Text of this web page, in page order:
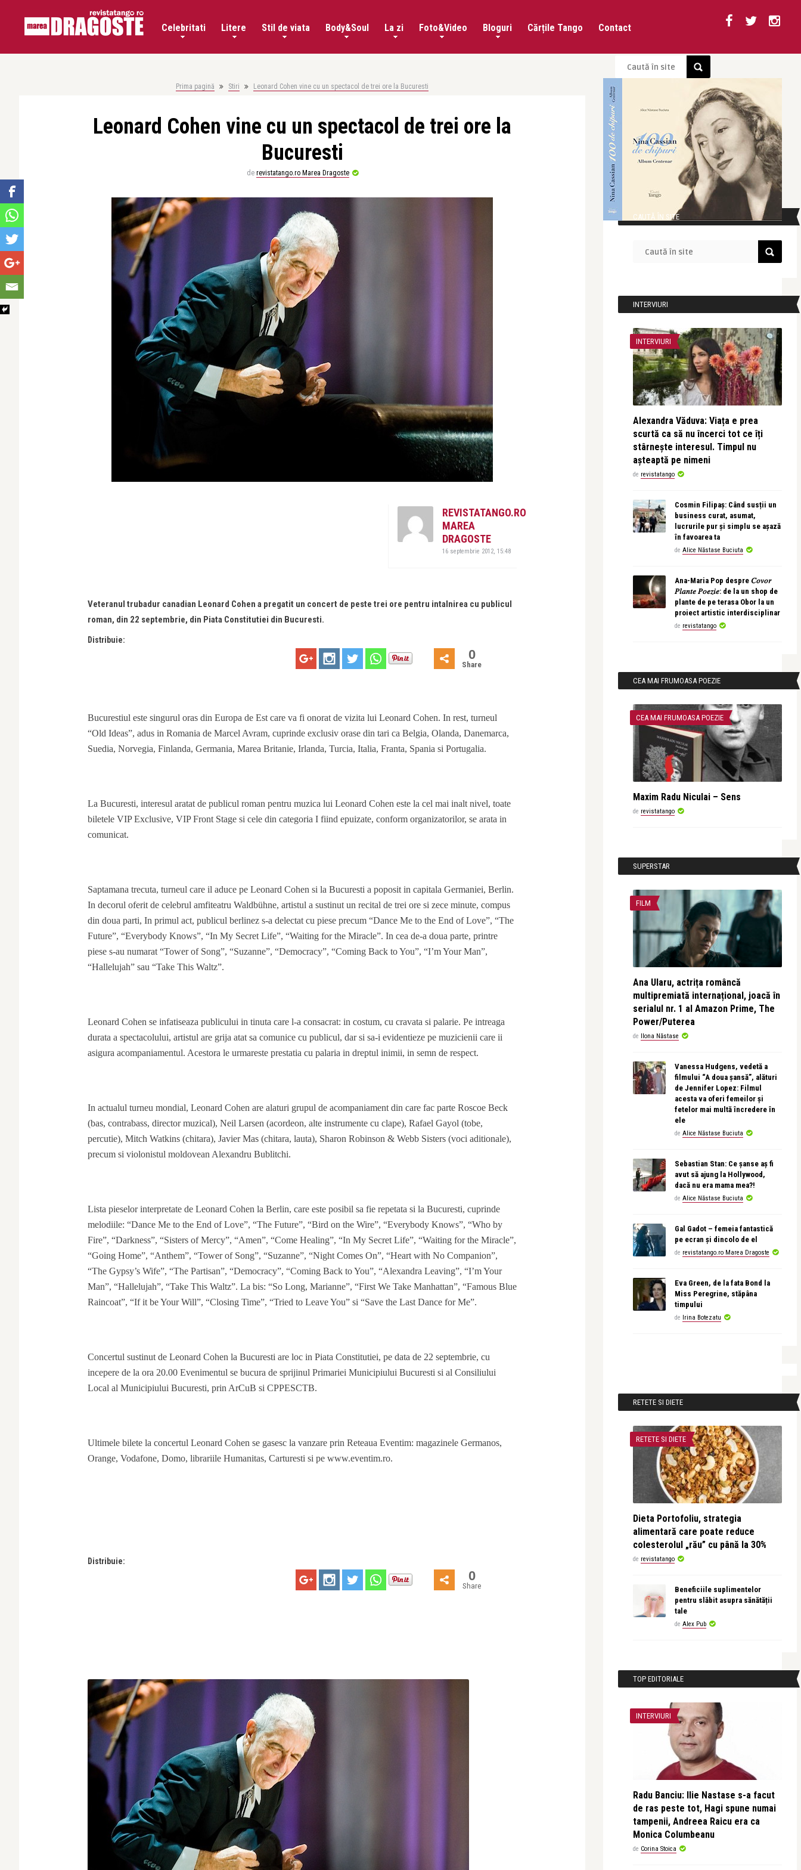
Celebritati Litere Stil de viata Body&Soul La zi Foto&Video Bloguri Cărțile Tango Contact
Prima pagină Stiri Leonard Cohen vine cu un spectacol de trei ore la Bucuresti
Leonard Cohen vine cu un spectacol de trei ore la
Bucuresti
de revistatango.ro Marea Dragoste
REVISTATANGO.RO
MAREA
DRAGOSTE
16 septembrie 2012, 15:48
Veteranul trubadur canadian Leonard Cohen a pregatit un concert de peste trei ore pentru intalnirea cu publicul
roman, din 22 septembrie, din Piata Constitutiei din Bucuresti.
Distribuie:
0
Share
Bucurestiul este singurul oras din Europa de Est care va fi onorat de vizita lui Leonard Cohen. In rest, turneul
“Old Ideas”, adus in Romania de Marcel Avram, cuprinde exclusiv orase din tari ca Belgia, Olanda, Danemarca,
Suedia, Norvegia, Finlanda, Germania, Marea Britanie, Irlanda, Turcia, Italia, Franta, Spania si Portugalia.
La Bucuresti, interesul aratat de publicul roman pentru muzica lui Leonard Cohen este la cel mai inalt nivel, toate
biletele VIP Exclusive, VIP Front Stage si cele din categoria I fiind epuizate, conform organizatorilor, se arata in
comunicat.
Saptamana trecuta, turneul care il aduce pe Leonard Cohen si la Bucuresti a poposit in capitala Germaniei, Berlin.
In decorul oferit de celebrul amfiteatru Waldbühne, artistul a sustinut un recital de trei ore si zece minute, compus
din doua parti, In primul act, publicul berlinez s-a delectat cu piese precum “Dance Me to the End of Love”, “The
Future”, “Everybody Knows”, “In My Secret Life”, “Waiting for the Miracle”. In cea de-a doua parte, printre
piese s-au numarat “Tower of Song”, “Suzanne”, “Democracy”, “Coming Back to You”, “I’m Your Man”,
“Hallelujah” sau “Take This Waltz”.
Leonard Cohen se infatiseaza publicului in tinuta care l-a consacrat: in costum, cu cravata si palarie. Pe intreaga
durata a spectacolului, artistul are grija atat sa comunice cu publicul, dar si sa-i evidentieze pe muzicienii care ii
asigura acompaniamentul. Acestora le urmareste prestatia cu palaria in dreptul inimii, in semn de respect.
In actualul turneu mondial, Leonard Cohen are alaturi grupul de acompaniament din care fac parte Roscoe Beck
(bas, contrabass, director muzical), Neil Larsen (acordeon, alte instrumente cu clape), Rafael Gayol (tobe,
percutie), Mitch Watkins (chitara), Javier Mas (chitara, lauta), Sharon Robinson & Webb Sisters (voci aditionale),
precum si violonistul moldovean Alexandru Bublitchi.
Lista pieselor interpretate de Leonard Cohen la Berlin, care este posibil sa fie repetata si la Bucuresti, cuprinde
melodiile: “Dance Me to the End of Love”, “The Future”, “Bird on the Wire”, “Everybody Knows”, “Who by
Fire”, “Darkness”, “Sisters of Mercy”, “Amen”, “Come Healing”, “In My Secret Life”, “Waiting for the Miracle”,
“Going Home”, “Anthem”, “Tower of Song”, “Suzanne”, “Night Comes On”, “Heart with No Companion”,
“The Gypsy’s Wife”, “The Partisan”, “Democracy”, “Coming Back to You”, “Alexandra Leaving”, “I’m Your
Man”, “Hallelujah”, “Take This Waltz”. La bis: “So Long, Marianne”, “First We Take Manhattan”, “Famous Blue
Raincoat”, “If it be Your Will”, “Closing Time”, “Tried to Leave You” si “Save the Last Dance for Me”.
Concertul sustinut de Leonard Cohen la Bucuresti are loc in Piata Constitutiei, pe data de 22 septembrie, cu
incepere de la ora 20.00 Evenimentul se bucura de sprijinul Primariei Municipiului Bucuresti si al Consiliului
Local al Municipiului Bucuresti, prin ArCuB si CPPESCTB.
Ultimele bilete la concertul Leonard Cohen se gasesc la vanzare prin Reteaua Eventim: magazinele Germanos,
Orange, Vodafone, Domo, librariile Humanitas, Carturesti si pe www.eventim.ro.
Distribuie:
0
Share
CAUTĂ ÎN SITE
INTERVIURI
INTERVIURI
Alexandra Văduva: Viața e prea
scurtă ca să nu încerci tot ce îți
stârnește interesul. Timpul nu
așteaptă pe nimeni
de revistatango
Cosmin Filipaș: Când susții un
business curat, asumat,
lucrurile pur și simplu se așază
în favoarea ta
de Alice Năstase Buciuta
Ana-Maria Pop despre 𝐶𝑜𝑣𝑜𝑟
𝑃𝑙𝑎𝑛𝑡𝑒 𝑃𝑜𝑒𝑧𝑖𝑒: de la un shop de
plante de pe terasa Obor la un
proiect artistic interdisciplinar
de revistatango
CEA MAI FRUMOASA POEZIE
CEA MAI FRUMOASA POEZIE
Maxim Radu Niculai – Sens
de revistatango
SUPERSTAR
FILM
Ana Ularu, actrița româncă
multipremiată internațional, joacă în
serialul nr. 1 al Amazon Prime, The
Power/Puterea
de Ilona Năstase
Vanessa Hudgens, vedetă a
filmului “A doua șansă”, alături
de Jennifer Lopez: Filmul
acesta va oferi femeilor și
fetelor mai multă încredere în
ele
de Alice Năstase Buciuta
Sebastian Stan: Ce șanse aș fi
avut să ajung la Hollywood,
dacă nu era mama mea?!
de Alice Năstase Buciuta
Gal Gadot – femeia fantastică
pe ecran și dincolo de el
de revistatango.ro Marea Dragoste
Eva Green, de la fata Bond la
Miss Peregrine, stăpâna
timpului
de Irina Botezatu
RETETE SI DIETE
RETETE SI DIETE
Dieta Portofoliu, strategia
alimentară care poate reduce
colesterolul „rău” cu până la 30%
de revistatango
Beneficiile suplimentelor
pentru slăbit asupra sănătății
tale
de Alex Pub
TOP EDITORIALE
INTERVIURI
Radu Banciu: Ilie Nastase s-a facut
de ras peste tot, Hagi spune numai
tampenii, Andreea Raicu era ca
Monica Columbeanu
de Corina Stoica